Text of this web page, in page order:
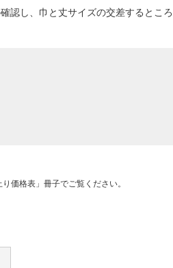
認し、巾と丈サイズの交差するところ
価格表」冊子でご覧ください。